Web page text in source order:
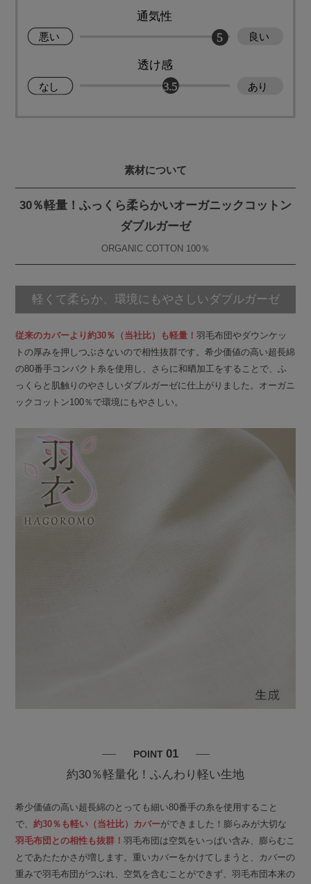
素材について
30％軽量！ふっくら柔らかいオーガニックコットン
ダブルガーゼ
ORGANIC COTTON 100％
軽くて柔らか、環境にもやさしいダブルガーゼ
従来のカバーより約30％（当社比）も軽量！羽毛布団やダウンケッ
トの厚みを押しつぶさないので相性抜群です。希少価値の高い超長綿
の80番手コンパクト糸を使用し、さらに和晒加工をすることで、ふ
っくらと肌触りのやさしいダブルガーゼに仕上がりました。オーガニ
ックコットン100％で環境にもやさしい。
POINT 01
約30％軽量化！ふんわり軽い生地
希少価値の高い超長綿のとっても細い80番手の糸を使用すること
で、約30％も軽い（当社比）カバーができました！膨らみが大切な
羽毛布団との相性も抜群！羽毛布団は空気をいっぱい含み、膨らむこ
とであたたかさが増します。重いカバーをかけてしまうと、カバーの
重みで羽毛布団がつぶれ、空気を含むことができず、羽毛布団本来の